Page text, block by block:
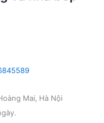
Mai, Hà Nội